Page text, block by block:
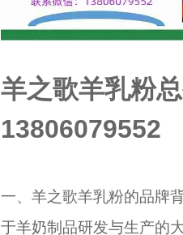
羊之歌羊乳粉
13806079552
一、羊之歌羊乳粉的品牌
于羊奶制品研发与生产的